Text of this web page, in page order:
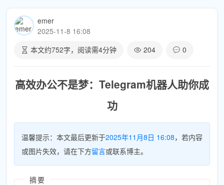
emer
2025-11-8 16:08
本文约752字，阅读需4分钟 204 0
高效办公不是梦：Telegram机器人助你成
功
温馨提示：本文最后更新于2025年11月8日 16:08，若内容
或图片失效，请在下方留言或联系博主。
摘要